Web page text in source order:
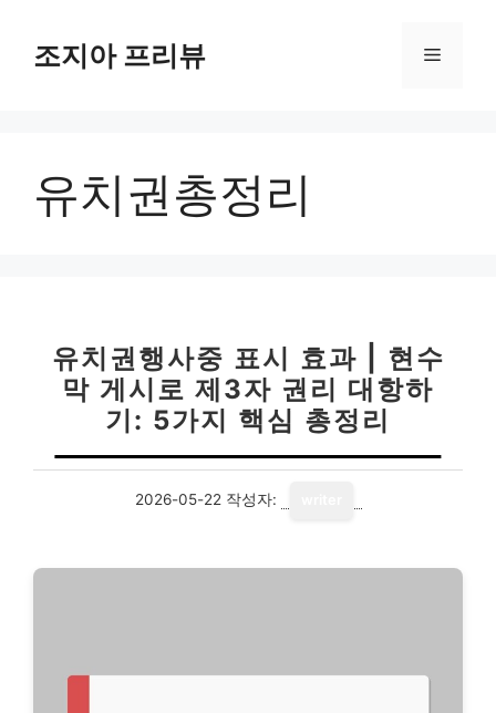
조지아 프리뷰 메
유치권총정리
유치권행사중 표시 효과 | 현수
막 게시로 제3자 권리 대항하
기: 5가지 핵심 총정리
2026-05-22 작성자: